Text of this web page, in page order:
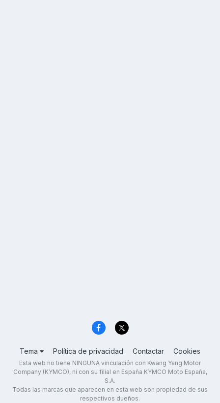
Tema Política de privacidad Contactar Cookies
Esta web no tiene NINGUNA vinculación con Kwang Yang Motor
Company (KYMCO), ni con su filial en España KYMCO Moto España,
S.A.
Todas las marcas que aparecen en esta web son propiedad de sus
respectivos dueños.